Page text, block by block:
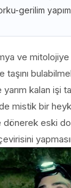
gerilim
ve mitolojiye
taşını
kalan işi
mistik bir
dönerek eski